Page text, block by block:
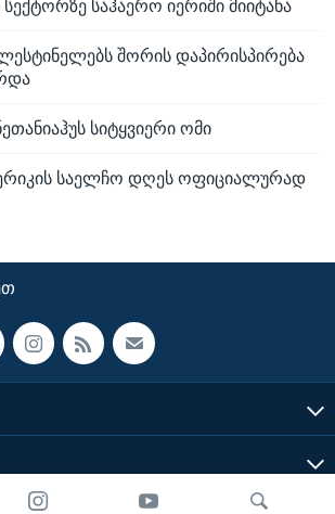
საჰაერო იერიში მიიტანა
შორის დაპირისპირება
სიტყვიერი ომი
საელჩო დღეს ოფიციალურად